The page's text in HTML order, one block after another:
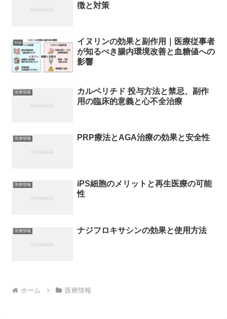
徴と対策
tmp
イヌリンの効果と副作用｜医療従事者
が知るべき腸内環境改善と血糖値への
影響
医療情報
カルペリチド 投与方法と禁忌、副作
用の臨床的意義と心不全治療
医療情報 PRP療法とAGA治療の効果と安全性
医療情報
iPS細胞のメリットと再生医療の可能
性
医療情報 ナジフロキサシンの効果と使用方法
ホーム 医療情報